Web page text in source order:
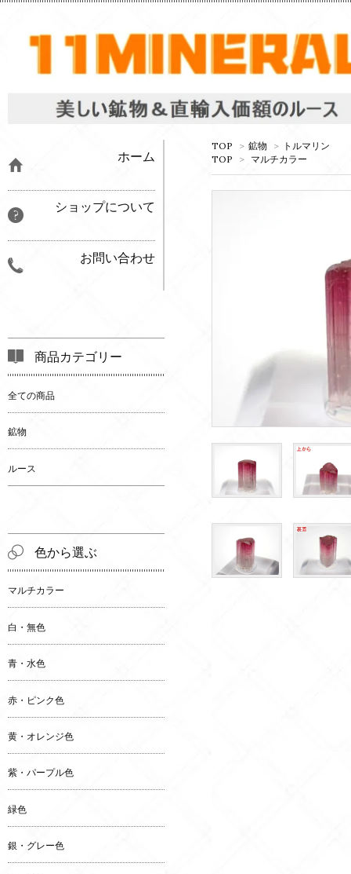
TOP > 鉱物 > トルマリン
TOP
> マルチカラー
ホーム
ショップについて
お問い合わせ
商品カテゴリー
全ての商品
鉱物
ルース
色から選ぶ
マルチカラー
白・無色
青・水色
赤・ピンク色
黄・オレンジ色
紫・パープル色
緑色
銀・グレー色